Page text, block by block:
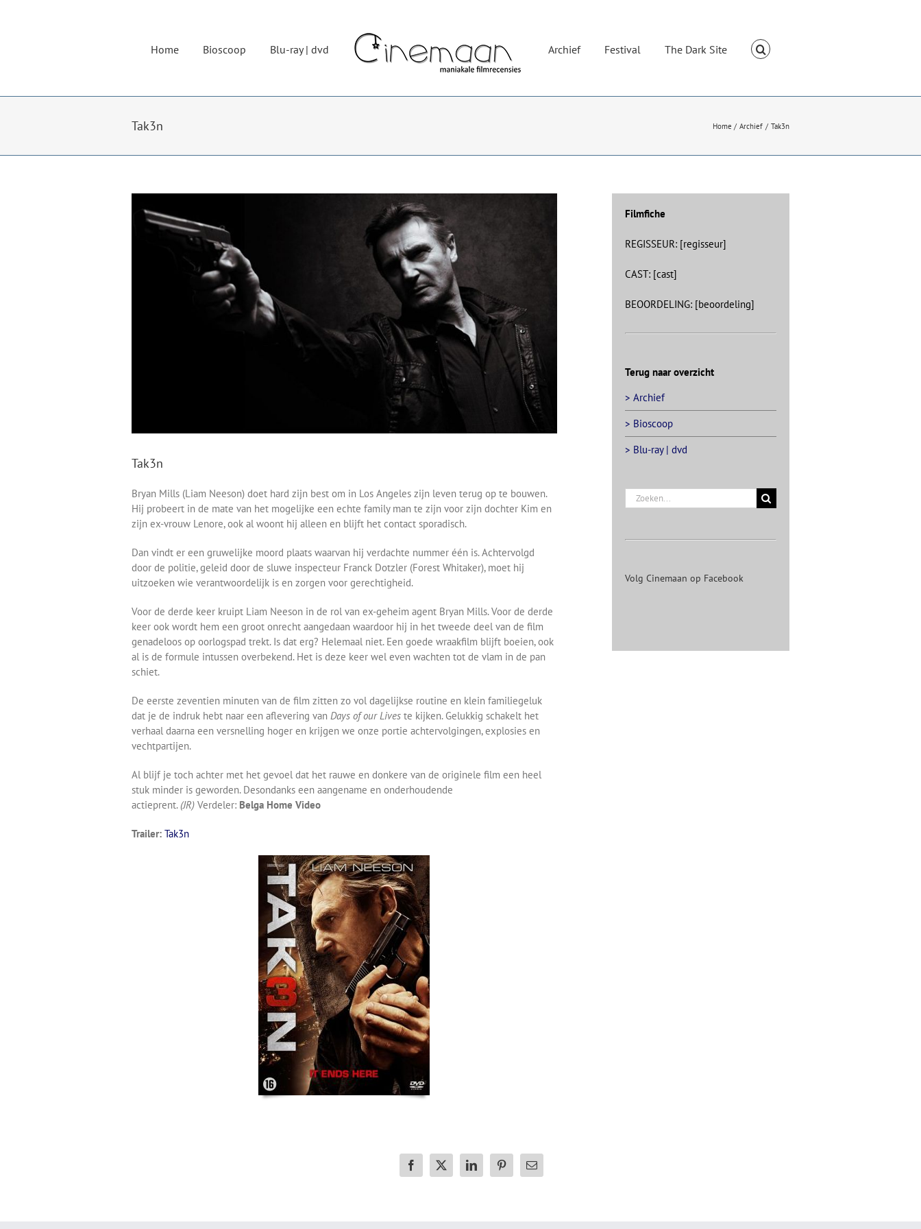
Home Bioscoop Blu-ray | dvd Archief Festival The Dark Site
Tak3n Home Archief Tak3n
grotere
afbeelding
Tak3n
Bryan Mills (Liam Neeson) doet hard zijn best om in Los Angeles zijn leven terug op te bouwen.
Hij probeert in de mate van het mogelijke een echte family man te zijn voor zijn dochter Kim en
zijn ex-vrouw Lenore, ook al woont hij alleen en blijft het contact sporadisch.
Dan vindt er een gruwelijke moord plaats waarvan hij verdachte nummer één is. Achtervolgd
door de politie, geleid door de sluwe inspecteur Franck Dotzler (Forest Whitaker), moet hij
uitzoeken wie verantwoordelijk is en zorgen voor gerechtigheid.
Voor de derde keer kruipt Liam Neeson in de rol van ex-geheim agent Bryan Mills. Voor de derde
keer ook wordt hem een groot onrecht aangedaan waardoor hij in het tweede deel van de film
genadeloos op oorlogspad trekt. Is dat erg? Helemaal niet. Een goede wraakfilm blijft boeien, ook
al is de formule intussen overbekend. Het is deze keer wel even wachten tot de vlam in de pan
schiet.
De eerste zeventien minuten van de film zitten zo vol dagelijkse routine en klein familiegeluk
dat je de indruk hebt naar een aflevering van Days of our Lives te kijken. Gelukkig schakelt het
verhaal daarna een versnelling hoger en krijgen we onze portie achtervolgingen, explosies en
vechtpartijen.
Al blijf je toch achter met het gevoel dat het rauwe en donkere van de originele film een heel
stuk minder is geworden. Desondanks een aangename en onderhoudende
actieprent.(JR) Verdeler: Belga Home Video
Trailer: Tak3n
Facebook
X LinkedInPinterest
E-
mail
Filmfiche
REGISSEUR: [regisseur]
CAST: [cast]
BEOORDELING: [beoordeling]
Terug naar overzicht
> Archief
> Bioscoop
> Blu-ray | dvd
Zoeken
naar:
Volg Cinemaan op Facebook